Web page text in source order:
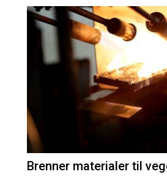
Brenner materialer til